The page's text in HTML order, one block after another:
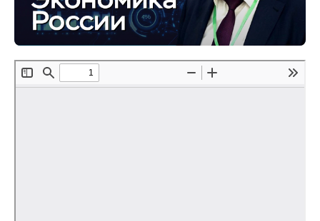
Краткосрочный прогноз
Оценка индекса промышленного
производства